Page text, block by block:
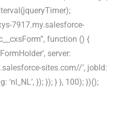
7917.my.salesforce-
function () {
server:
sites.com//’, jobId:
‘nl_NL’, }); }); } }, 100); })();